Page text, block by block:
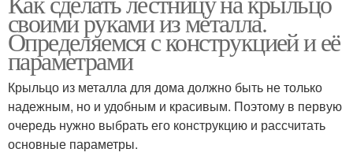
своими руками из металла.
Определяемся с конструкцией и её
параметрами
Крыльцо из металла для дома должно быть не только
надежным, но и удобным и красивым. Поэтому в первую
очередь нужно выбрать его конструкцию и рассчитать
основные параметры.